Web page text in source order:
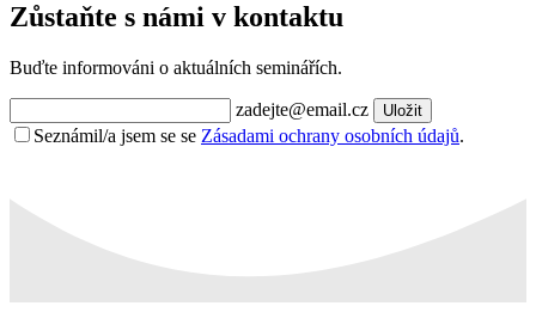
Zůstaňte s námi v kontaktu
Buďte informováni o aktuálních seminářích.
zadejte@email.cz Uložit
Seznámil/a jsem se se Zásadami ochrany osobních údajů.